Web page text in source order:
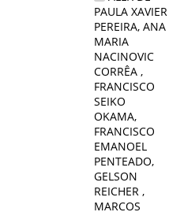
PAULA XAVIER
PEREIRA, ANA
MARIA
NACINOVIC
CORRÊA ,
FRANCISCO
SEIKO
OKAMA,
FRANCISCO
EMANOEL
PENTEADO,
GELSON
REICHER ,
MARCOS